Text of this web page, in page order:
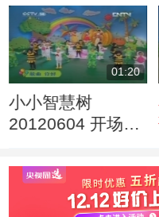
01:20
小小智慧树
20120604 开场歌